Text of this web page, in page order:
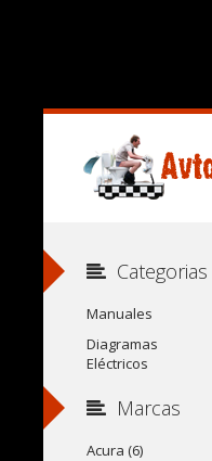
Categorias
Manuales
Diagramas
Eléctricos
Marcas
Acura (6)